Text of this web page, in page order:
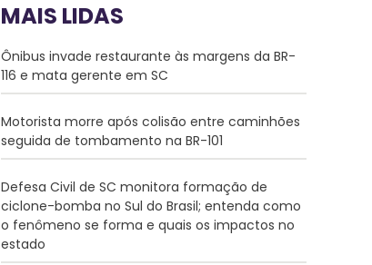
MAIS LIDAS
Ônibus invade restaurante às margens da BR-
116 e mata gerente em SC
Motorista morre após colisão entre caminhões
seguida de tombamento na BR-101
Defesa Civil de SC monitora formação de
ciclone-bomba no Sul do Brasil; entenda como
o fenômeno se forma e quais os impactos no
estado